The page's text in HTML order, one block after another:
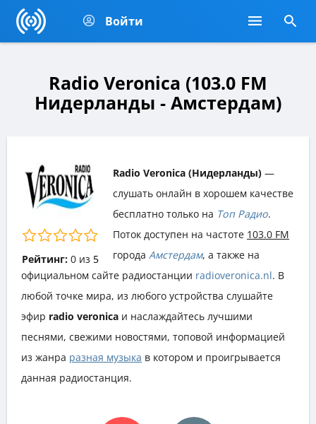
Войти
Radio Veronica (103.0 FM
Нидерланды - Амстердам)
Рейтинг: 0из 5
Radio Veronica (Нидерланды) —
слушать онлайн в хорошем качестве
бесплатно только на Топ Радио.
Поток доступен на частоте 103.0 FM
города Амстердам, а также на
официальном сайте радиостанции radioveronica.nl. В
любой точке мира, из любого устройства слушайте
эфир radio veronica и наслаждайтесь лучшими
песнями, свежими новостями, топовой информацией
из жанра разная музыка в котором и проигрывается
данная радиостанция.